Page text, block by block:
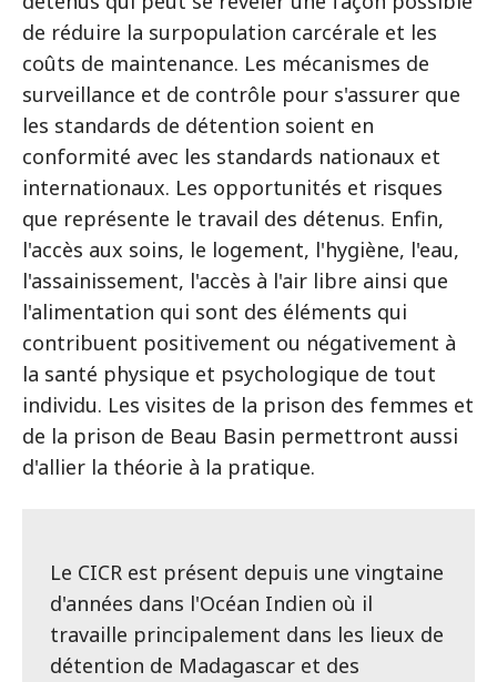
de réduire la surpopulation carcérale et les
coûts de maintenance. Les mécanismes de
surveillance et de contrôle pour s'assurer que
les standards de détention soient en
conformité avec les standards nationaux et
internationaux. Les opportunités et risques
que représente le travail des détenus. Enfin,
l'accès aux soins, le logement, l'hygiène, l'eau,
l'assainissement, l'accès à l'air libre ainsi que
l'alimentation qui sont des éléments qui
contribuent positivement ou négativement à
la santé physique et psychologique de tout
individu. Les visites de la prison des femmes et
de la prison de Beau Basin permettront aussi
d'allier la théorie à la pratique.
Le CICR est présent depuis une vingtaine
d'années dans l'Océan Indien où il
travaille principalement dans les lieux de
détention de Madagascar et des